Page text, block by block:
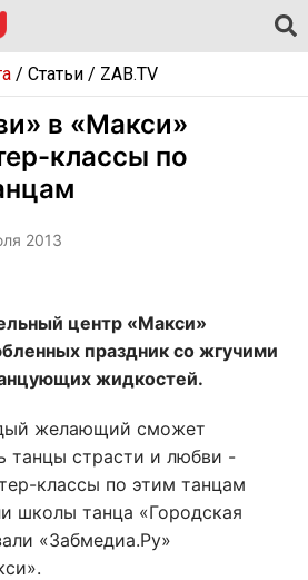
/ Статьи/ ZAB.TV
в «Макси»
классы по
2013
центр «Макси»
праздник со жгучими
жидкостей.
желающий сможет
танцы страсти и любви -
классы по этим танцам
школы танца «Городская
«Забмедиа.Ру»